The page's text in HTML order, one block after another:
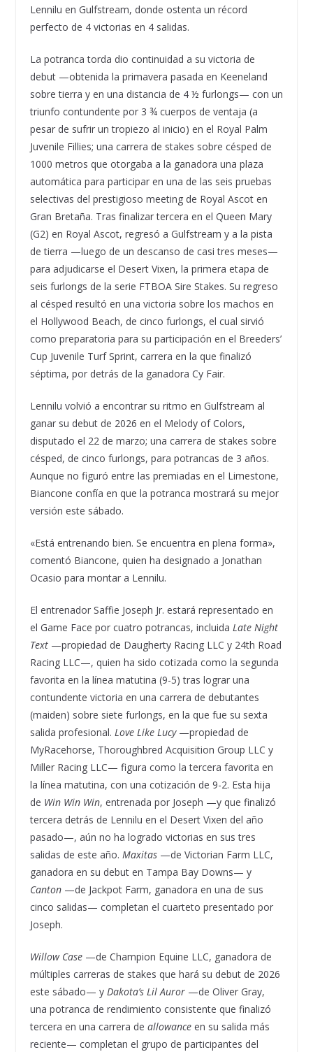
Lennilu en Gulfstream, donde ostenta un récord
perfecto de 4 victorias en 4 salidas.
La potranca torda dio continuidad a su victoria de
debut —obtenida la primavera pasada en Keeneland
sobre tierra y en una distancia de 4 ½ furlongs— con un
triunfo contundente por 3 ¾ cuerpos de ventaja (a
pesar de sufrir un tropiezo al inicio) en el Royal Palm
Juvenile Fillies; una carrera de stakes sobre césped de
1000 metros que otorgaba a la ganadora una plaza
automática para participar en una de las seis pruebas
selectivas del prestigioso meeting de Royal Ascot en
Gran Bretaña. Tras finalizar tercera en el Queen Mary
(G2) en Royal Ascot, regresó a Gulfstream y a la pista
de tierra —luego de un descanso de casi tres meses—
para adjudicarse el Desert Vixen, la primera etapa de
seis furlongs de la serie FTBOA Sire Stakes. Su regreso
al césped resultó en una victoria sobre los machos en
el Hollywood Beach, de cinco furlongs, el cual sirvió
como preparatoria para su participación en el Breeders’
Cup Juvenile Turf Sprint, carrera en la que finalizó
séptima, por detrás de la ganadora Cy Fair.
Lennilu volvió a encontrar su ritmo en Gulfstream al
ganar su debut de 2026 en el Melody of Colors,
disputado el 22 de marzo; una carrera de stakes sobre
césped, de cinco furlongs, para potrancas de 3 años.
Aunque no figuró entre las premiadas en el Limestone,
Biancone confía en que la potranca mostrará su mejor
versión este sábado.
«Está entrenando bien. Se encuentra en plena forma»,
comentó Biancone, quien ha designado a Jonathan
Ocasio para montar a Lennilu.
El entrenador Saffie Joseph Jr. estará representado en
el Game Face por cuatro potrancas, incluida Late Night
Text—propiedad de Daugherty Racing LLC y 24th Road
Racing LLC—, quien ha sido cotizada como la segunda
favorita en la línea matutina (9-5) tras lograr una
contundente victoria en una carrera de debutantes
(maiden) sobre siete furlongs, en la que fue su sexta
salida profesional. Love Like Lucy—propiedad de
MyRacehorse, Thoroughbred Acquisition Group LLC y
Miller Racing LLC— figura como la tercera favorita en
la línea matutina, con una cotización de 9-2. Esta hija
de Win Win Win, entrenada por Joseph —y que finalizó
tercera detrás de Lennilu en el Desert Vixen del año
pasado—, aún no ha logrado victorias en sus tres
salidas de este año. Maxitas—de Victorian Farm LLC,
ganadora en su debut en Tampa Bay Downs— y
Canton—de Jackpot Farm, ganadora en una de sus
cinco salidas— completan el cuarteto presentado por
Joseph.
Willow Case—de Champion Equine LLC, ganadora de
múltiples carreras de stakes que hará su debut de 2026
este sábado— y Dakota’s Lil Auror—de Oliver Gray,
una potranca de rendimiento consistente que finalizó
tercera en una carrera de allowanceen su salida más
reciente— completan el grupo de participantes del